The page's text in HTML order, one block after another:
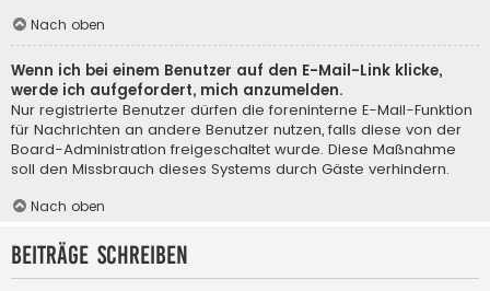
Nach oben
Wenn ich bei einem Benutzer auf den E-Mail-Link klicke,
werde ich aufgefordert, mich anzumelden.
Nur registrierte Benutzer dürfen die foreninterne E-Mail-Funktion
für Nachrichten an andere Benutzer nutzen, falls diese von der
Board-Administration freigeschaltet wurde. Diese Maßnahme
soll den Missbrauch dieses Systems durch Gäste verhindern.
Nach oben
Beiträge schreiben